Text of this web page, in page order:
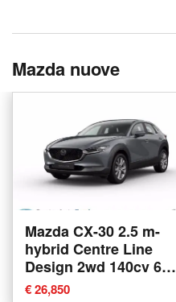
Mazda nuove
Mazda CX-30 2.5 m-
hybrid Centre Line
Design 2wd 140cv 6mt
nuova a Albano Laziale
€ 26,850